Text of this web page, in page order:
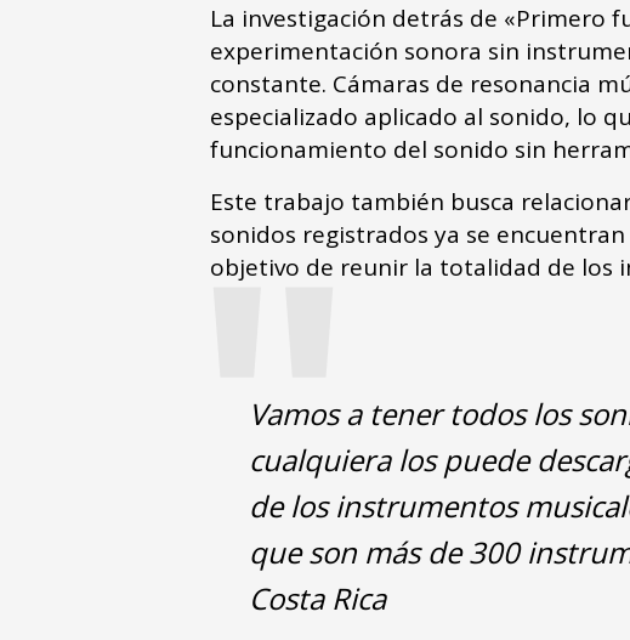
La investigación detrás de «Primero
experimentación sonora sin
constante. Cámaras de resonancia
especializado aplicado al sonido, lo
funcionamiento del sonido sin
Este trabajo también busca
sonidos registrados ya se
objetivo de reunir la totalidad de los
"
Vamos a tener todos los
cualquiera los puede
de los instrumentos
que son más de 300
Costa Rica